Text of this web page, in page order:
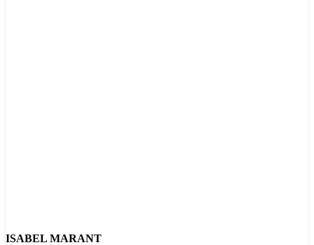
ISABEL MARANT